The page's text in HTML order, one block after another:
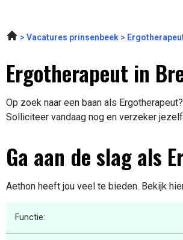
Vacatures prinsenbeek
Ergotherapeut in
Op zoek naar een baan als
Solliciteer vandaag nog en verzeker
Ga aan de slag als
Aethon heeft jou veel te bieden. Bekijk
Functie: